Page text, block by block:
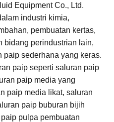
Equipment Co., Ltd.
industri kimia,
pembuatan kertas,
bidang perindustrian lain,
paip sederhana yang keras.
paip seperti saluran paip
paip media yang
paip media likat, saluran
paip buburan bijih
pulpa pembuatan